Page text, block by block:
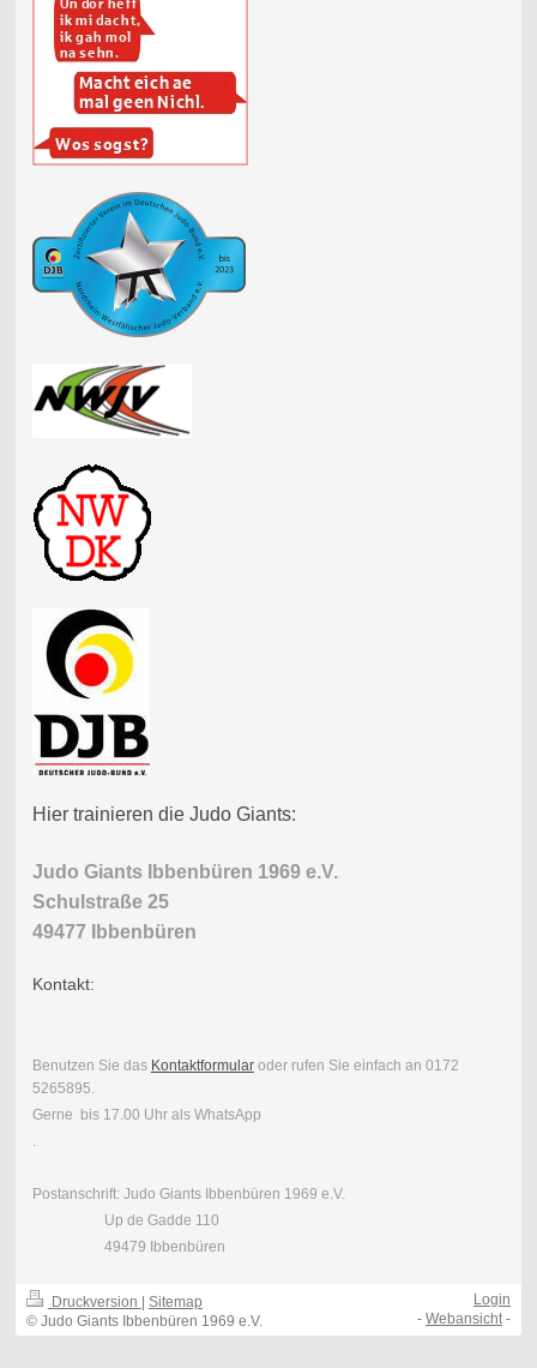
Hier trainieren die Judo Giants:
Judo Giants Ibbenbüren 1969 e.V.
Schulstraße 25
49477 Ibbenbüren
Kontakt:
Benutzen Sie das Kontaktformularoder rufen Sie einfach an 0172
5265895.
Gerne bis 17.00 Uhr als WhatsApp
.
Postanschrift: Judo Giants Ibbenbüren 1969 e.V.
Up de Gadde 110
49479 Ibbenbüren
Druckversion | Sitemap
© Judo Giants Ibbenbüren 1969 e.V.
Login
-Webansicht -